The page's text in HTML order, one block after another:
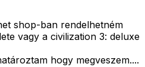
shop-ban rendelhetném
vagy a civilization 3: deluxe
hogy megveszem....